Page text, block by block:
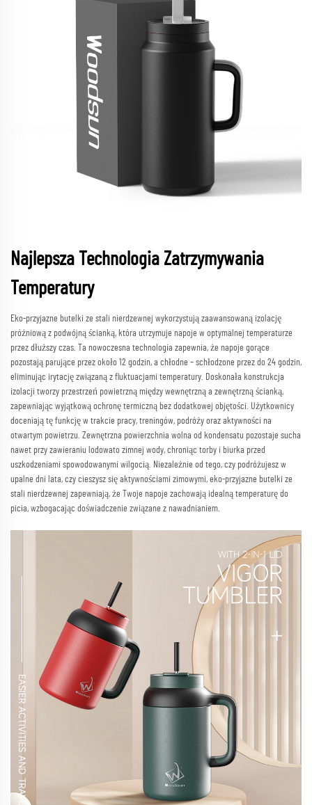
Najlepsza Technologia Zatrzymywania
Temperatury
Eko-przyjazne butelki ze stali nierdzewnej wykorzystują zaawansowaną izolację
próżniową z podwójną ścianką, która utrzymuje napoje w optymalnej temperaturze
przez dłuższy czas. Ta nowoczesna technologia zapewnia, że napoje gorące
pozostają parujące przez około 12 godzin, a chłodne – schłodzone przez do 24 godzin,
eliminując irytację związaną z fluktuacjami temperatury. Doskonała konstrukcja
izolacji tworzy przestrzeń powietrzną między wewnętrzną a zewnętrzną ścianką,
zapewniając wyjątkową ochronę termiczną bez dodatkowej objętości. Użytkownicy
doceniają tę funkcję w trakcie pracy, treningów, podróży oraz aktywności na
otwartym powietrzu. Zewnętrzna powierzchnia wolna od kondensatu pozostaje sucha
nawet przy zawieraniu lodowato zimnej wody, chroniąc torby i biurka przed
uszkodzeniami spowodowanymi wilgocią. Niezależnie od tego, czy podróżujesz w
upalne dni lata, czy cieszysz się aktywnościami zimowymi, eko-przyjazne butelki ze
stali nierdzewnej zapewniają, że Twoje napoje zachowają idealną temperaturę do
picia, wzbogacając doświadczenie związane z nawadnianiem.